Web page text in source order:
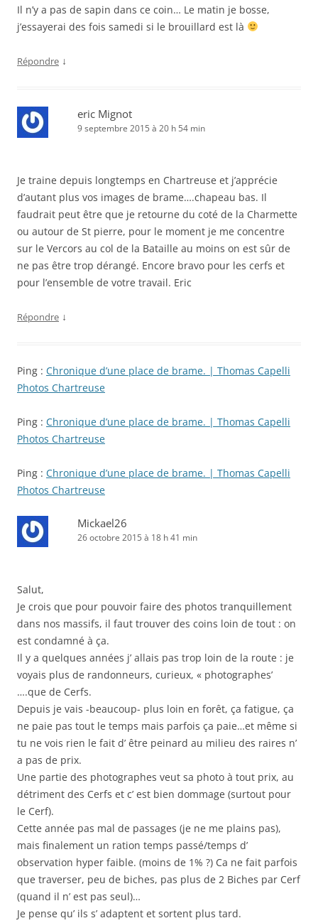
Il n’y a pas de sapin dans ce coin… Le matin je bosse,
j’essayerai des fois samedi si le brouillard est là
Répondre ↓
eric Mignot
9 septembre 2015 à 20 h 54 min
Je traine depuis longtemps en Chartreuse et j’apprécie
d’autant plus vos images de brame….chapeau bas. Il
faudrait peut être que je retourne du coté de la Charmette
ou autour de St pierre, pour le moment je me concentre
sur le Vercors au col de la Bataille au moins on est sûr de
ne pas être trop dérangé. Encore bravo pour les cerfs et
pour l’ensemble de votre travail. Eric
Répondre ↓
Ping : Chronique d’une place de brame. | Thomas Capelli
Photos Chartreuse
Ping : Chronique d’une place de brame. | Thomas Capelli
Photos Chartreuse
Ping : Chronique d’une place de brame. | Thomas Capelli
Photos Chartreuse
Mickael26
26 octobre 2015 à 18 h 41 min
Salut,
Je crois que pour pouvoir faire des photos tranquillement
dans nos massifs, il faut trouver des coins loin de tout : on
est condamné à ça.
Il y a quelques années j’ allais pas trop loin de la route : je
voyais plus de randonneurs, curieux, « photographes’
….que de Cerfs.
Depuis je vais -beaucoup- plus loin en forêt, ça fatigue, ça
ne paie pas tout le temps mais parfois ça paie…et même si
tu ne vois rien le fait d’ être peinard au milieu des raires n’
a pas de prix.
Une partie des photographes veut sa photo à tout prix, au
détriment des Cerfs et c’ est bien dommage (surtout pour
le Cerf).
Cette année pas mal de passages (je ne me plains pas),
mais finalement un ration temps passé/temps d’
observation hyper faible. (moins de 1% ?) Ca ne fait parfois
que traverser, peu de biches, pas plus de 2 Biches par Cerf
(quand il n’ est pas seul)…
Je pense qu’ ils s’ adaptent et sortent plus tard.